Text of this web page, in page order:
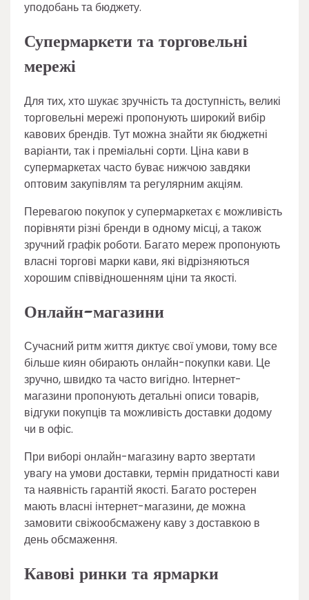
уподобань та бюджету.
Супермаркети та торговельні
мережі
Для тих, хто шукає зручність та доступність, великі
торговельні мережі пропонують широкий вибір
кавових брендів. Тут можна знайти як бюджетні
варіанти, так і преміальні сорти. Ціна кави в
супермаркетах часто буває нижчою завдяки
оптовим закупівлям та регулярним акціям.
Перевагою покупок у супермаркетах є можливість
порівняти різні бренди в одному місці, а також
зручний графік роботи. Багато мереж пропонують
власні торгові марки кави, які відрізняються
хорошим співвідношенням ціни та якості.
Онлайн-магазини
Сучасний ритм життя диктує свої умови, тому все
більше киян обирають онлайн-покупки кави. Це
зручно, швидко та часто вигідно. Інтернет-
магазини пропонують детальні описи товарів,
відгуки покупців та можливість доставки додому
чи в офіс.
При виборі онлайн-магазину варто звертати
увагу на умови доставки, термін придатності кави
та наявність гарантій якості. Багато ростерен
мають власні інтернет-магазини, де можна
замовити свіжообсмажену каву з доставкою в
день обсмаження.
Кавові ринки та ярмарки